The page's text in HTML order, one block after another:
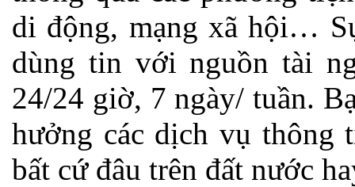
di động, mạng xã hội…
dùng tin với nguồn tài
24/24 giờ, 7 ngày/ tuần.
hưởng các dịch vụ
bất cứ đâu trên đất nước